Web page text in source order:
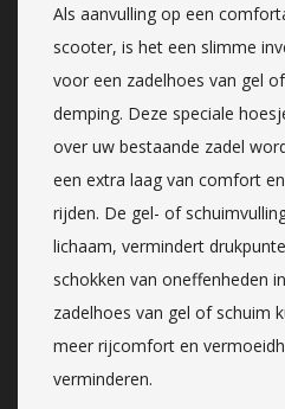
Als aanvulling op een
scooter, is het een slimme
voor een zadelhoes van gel
demping. Deze speciale
over uw bestaande zadel
een extra laag van comfort
rijden. De gel- of
lichaam, vermindert
schokken van oneffenheden
zadelhoes van gel of schuim
meer rijcomfort en
verminderen.